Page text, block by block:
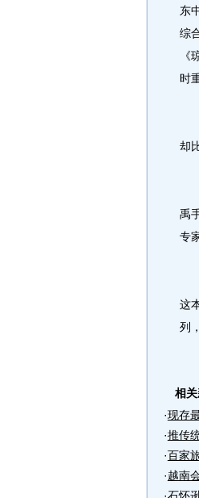
东
综
时
却
禹
专
这
列
相关
·现存
·推传
·百家
·越南